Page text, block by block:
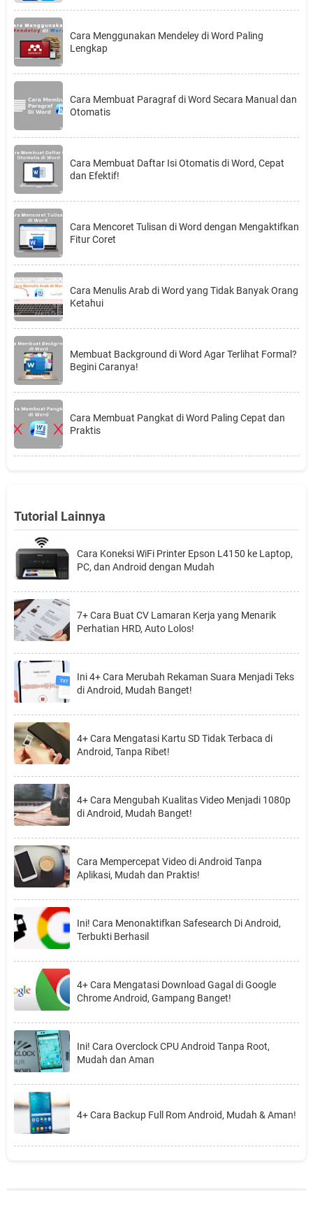
Cara Menggunakan Mendeley di Word Paling
Lengkap
Cara Membuat Paragraf di Word Secara Manual dan
Otomatis
Cara Membuat Daftar Isi Otomatis di Word, Cepat
dan Efektif!
Cara Mencoret Tulisan di Word dengan Mengaktifkan
Fitur Coret
Cara Menulis Arab di Word yang Tidak Banyak Orang
Ketahui
Membuat Background di Word Agar Terlihat Formal?
Begini Caranya!
Cara Membuat Pangkat di Word Paling Cepat dan
Praktis
Tutorial Lainnya
Cara Koneksi WiFi Printer Epson L4150 ke Laptop,
PC, dan Android dengan Mudah
7+ Cara Buat CV Lamaran Kerja yang Menarik
Perhatian HRD, Auto Lolos!
Ini 4+ Cara Merubah Rekaman Suara Menjadi Teks
di Android, Mudah Banget!
4+ Cara Mengatasi Kartu SD Tidak Terbaca di
Android, Tanpa Ribet!
4+ Cara Mengubah Kualitas Video Menjadi 1080p
di Android, Mudah Banget!
Cara Mempercepat Video di Android Tanpa
Aplikasi, Mudah dan Praktis!
Ini! Cara Menonaktifkan Safesearch Di Android,
Terbukti Berhasil
4+ Cara Mengatasi Download Gagal di Google
Chrome Android, Gampang Banget!
Ini! Cara Overclock CPU Android Tanpa Root,
Mudah dan Aman
4+ Cara Backup Full Rom Android, Mudah & Aman!